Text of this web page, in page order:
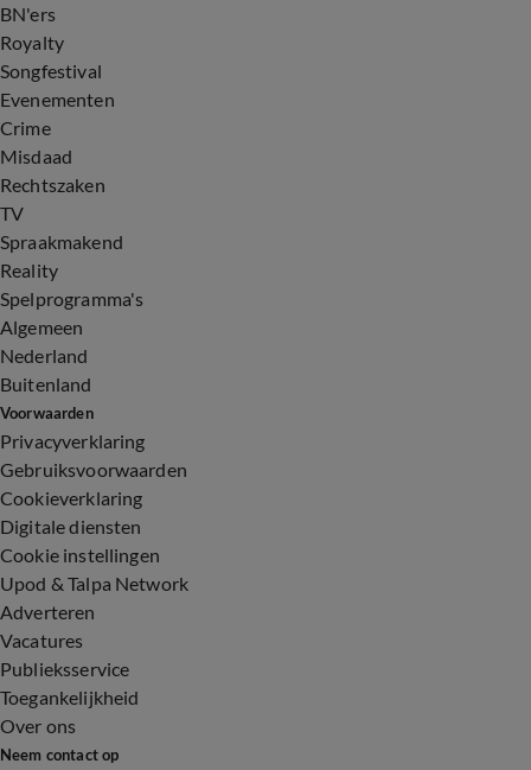
BN'ers
Royalty
Songfestival
Evenementen
Crime
Misdaad
Rechtszaken
TV
Spraakmakend
Reality
Spelprogramma's
Algemeen
Nederland
Buitenland
Voorwaarden
Privacyverklaring
Gebruiksvoorwaarden
Cookieverklaring
Digitale diensten
Cookie instellingen
Upod & Talpa Network
Adverteren
Vacatures
Publieksservice
Toegankelijkheid
Over ons
Neem contact op